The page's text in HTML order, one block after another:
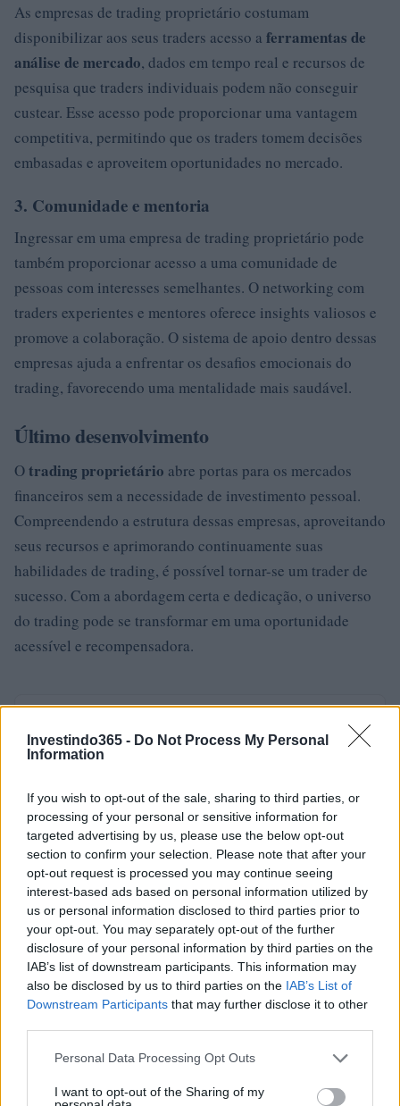
Investindo365 - Do Not Process My Personal
Information
If you wish to opt-out of the sale, sharing to third parties, or
processing of your personal or sensitive information for
targeted advertising by us, please use the below opt-out
section to confirm your selection. Please note that after your
opt-out request is processed you may continue seeing
interest-based ads based on personal information utilized by
us or personal information disclosed to third parties prior to
your opt-out. You may separately opt-out of the further
disclosure of your personal information by third parties on the
IAB’s list of downstream participants. This information may
also be disclosed by us to third parties on the IAB’s List of
Downstream Participants that may further disclose it to other
Please note that this website/app uses one or more Google
not limited to your visit or usage behaviour. You may click to
Personal Data Processing Opt Outs
I want to opt-out of the Sharing of my
As empresas de trading proprietário costumam
disponibilizar aos seus traders acesso a ferramentas de
análise de mercado, dados em tempo real e recursos de
pesquisa que traders individuais podem não conseguir
custear. Esse acesso pode proporcionar uma vantagem
competitiva, permitindo que os traders tomem decisões
embasadas e aproveitem oportunidades no mercado.
3. Comunidade e mentoria
Ingressar em uma empresa de trading proprietário pode
também proporcionar acesso a uma comunidade de
pessoas com interesses semelhantes. O networking com
traders experientes e mentores oferece insights valiosos e
promove a colaboração. O sistema de apoio dentro dessas
empresas ajuda a enfrentar os desafios emocionais do
trading, favorecendo uma mentalidade mais saudável.
Último desenvolvimento
Otrading proprietário abre portas para os mercados
financeiros sem a necessidade de investimento pessoal.
Compreendendo a estrutura dessas empresas, aproveitando
seus recursos e aprimorando continuamente suas
habilidades de trading, é possível tornar-se um trader de
sucesso. Com a abordagem certa e dedicação, o universo
do trading pode se transformar em uma oportunidade
acessível e recompensadora.
Staff